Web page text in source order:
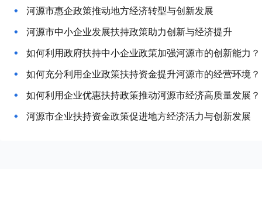
河源市惠企政策推动地方经济转型与创新发展
河源市中小企业发展扶持政策助力创新与经济提升
如何利用政府扶持中小企业政策加强河源市的创新能力？
如何充分利用企业政策扶持资金提升河源市的经营环境？
如何利用企业优惠扶持政策推动河源市经济高质量发展？
河源市企业扶持资金政策促进地方经济活力与创新发展